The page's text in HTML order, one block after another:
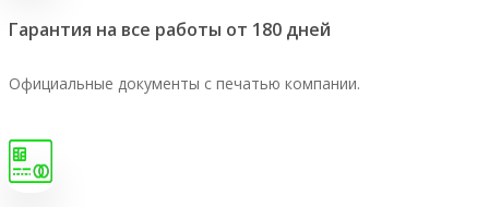
Гарантия на все работы от 180 дней
Официальные документы с печатью компании.